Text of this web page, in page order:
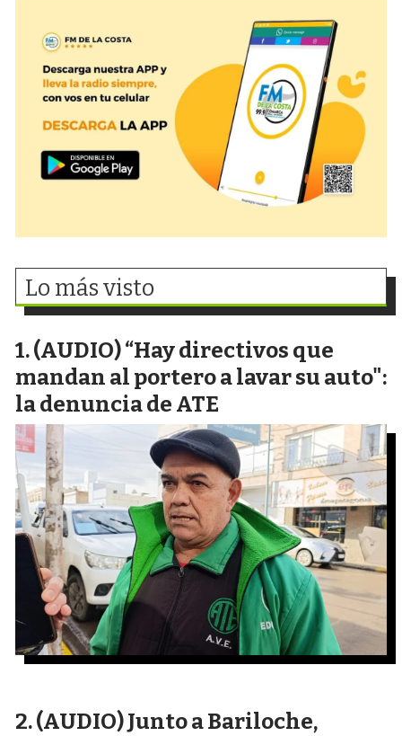
Lo más visto
(AUDIO) “Hay directivos que
mandan al portero a lavar su auto":
la denuncia de ATE
(AUDIO) Junto a Bariloche,